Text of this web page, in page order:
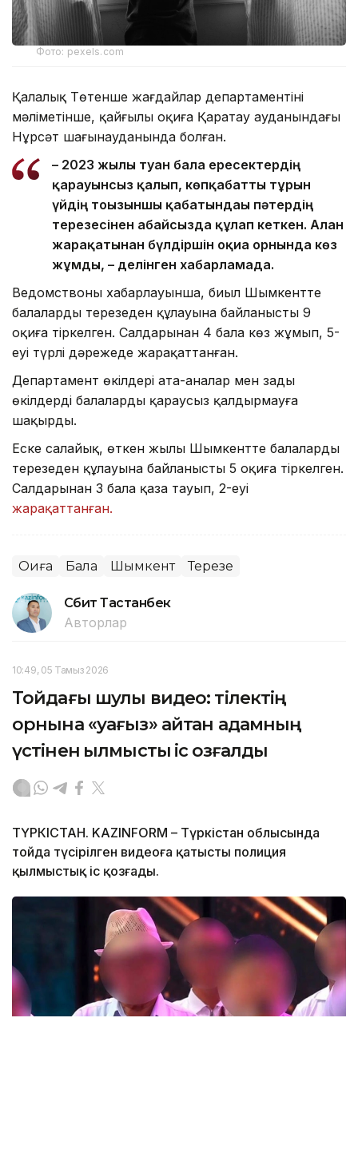
Фото: pexels.com
Қалалық Төтенше жағдайлар департаментінің
мәліметінше, қайғылы оқиға Қаратау ауданындағы
Нұрсәт шағынауданында болған.
– 2023 жылы туған бала ересектердің
қарауынсыз қалып, көпқабатты тұрғын
үйдің тоғызыншы қабатындағы пәтердің
терезесінен абайсызда құлап кеткен. Алған
жарақатынан бүлдіршін оқиға орнында көз
жұмды, – делінген хабарламада.
Ведомствоның хабарлауынша, биыл Шымкентте
балалардың терезеден құлауына байланысты 9
оқиға тіркелген. Салдарынан 4 бала көз жұмып, 5-
еуі түрлі дәрежеде жарақаттанған.
Департамент өкілдері ата-аналар мен заңды
өкілдерді балаларды қараусыз қалдырмауға
шақырды.
Еске салайық, өткен жылы Шымкентте балалардың
терезеден құлауына байланысты 5 оқиға тіркелген.
Салдарынан 3 бала қаза тауып, 2-еуі
жарақаттанған.
Оқиға Бала Шымкент Терезе
Сәбит Тастанбек
Авторлар
10:49, 05 Тамыз 2026
Тойдағы шулы видео: тілектің
орнына «уағыз» айтқан адамның
үстінен қылмыстық іс қозғалды
ТҮРКІСТАН. KAZINFORM – Түркістан облысында
тойда түсірілген видеоға қатысты полиция
қылмыстық іс қозғады.